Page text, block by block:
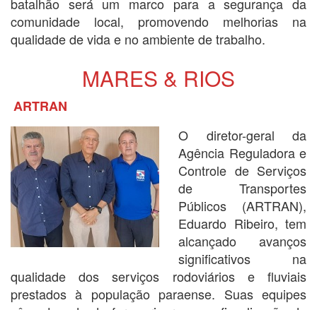
comunidade local, promovendo melhorias na
qualidade de vida e no ambiente de trabalho.
MARES & RIOS
ARTRAN
O diretor-geral da
Agência Reguladora e
Controle de Serviços
de Transportes
Públicos (ARTRAN),
Eduardo Ribeiro, tem
alcançado avanços
significativos na
qualidade dos serviços rodoviários e fluviais
prestados à população paraense. Suas equipes